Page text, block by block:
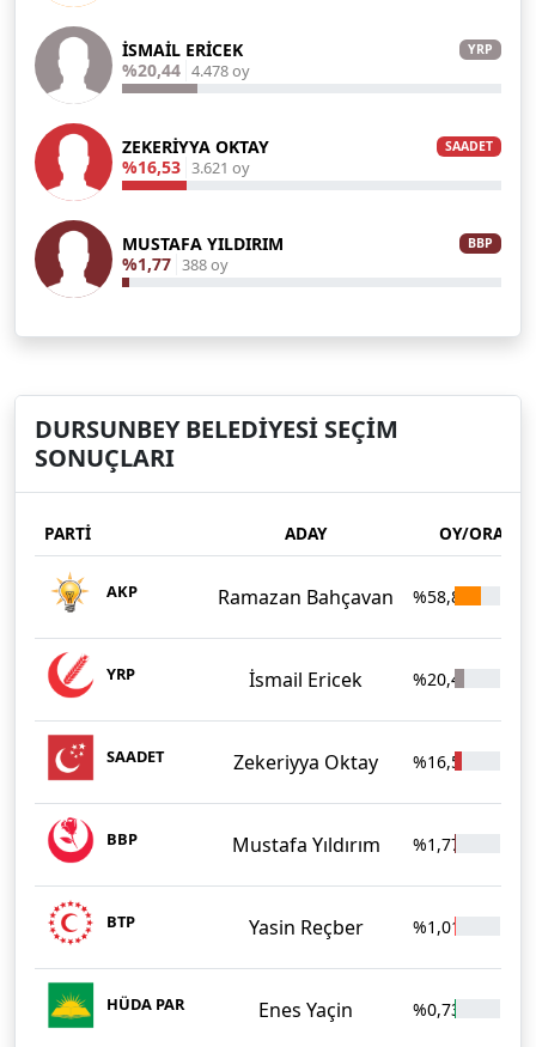
İSMAİL ERİCEK YRP
%20,44 4.478 oy
ZEKERİYYA OKTAY SAADET
%16,53 3.621 oy
MUSTAFA YILDIRIM BBP
%1,77 388 oy
DURSUNBEY BELEDİYESİ SEÇİM
SONUÇLARI
PARTİ ADAY OY/ORAN
AKP Ramazan Bahçavan %58,86
YRP İsmail Ericek %20,44
SAADET Zekeriyya Oktay %16,53
BBP Mustafa Yıldırım %1,77
BTP Yasin Reçber %1,01
HÜDA PAR Enes Yaçin %0,73